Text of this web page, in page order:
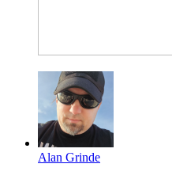
Alan Grinde